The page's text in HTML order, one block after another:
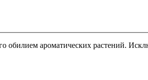
обилием ароматических растений.